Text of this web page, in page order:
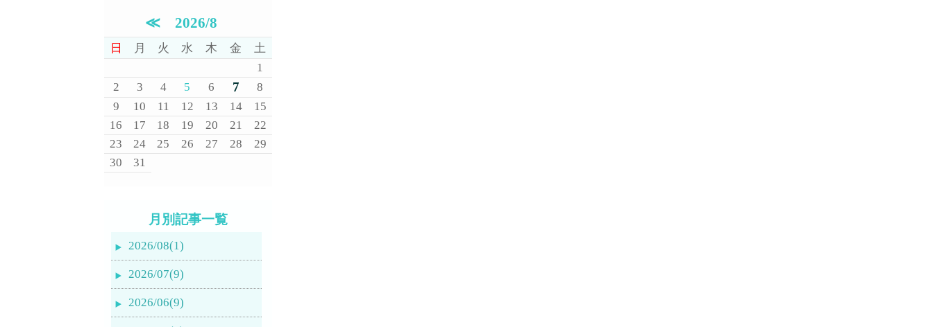
≪2026/8
日 月 火 水 木 金
土
1
2
3 4 5 6 7
8
9
10 11 12 13 14
15
16
17 18 19 20 21
22
23
24 25 26 27 28
29
30
31
月別記事一覧
2026/08(1)
2026/07(9)
2026/06(9)